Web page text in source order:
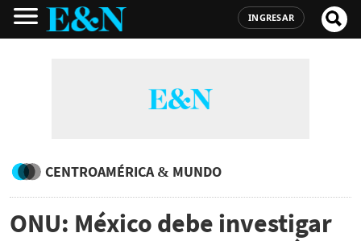
INGRESAR
CENTROAMÉRICA & MUNDO
ONU: México debe investigar